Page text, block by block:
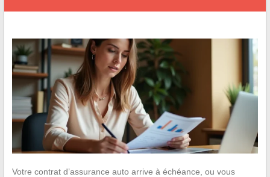
Votre contrat d’assurance auto arrive à échéance, ou vous